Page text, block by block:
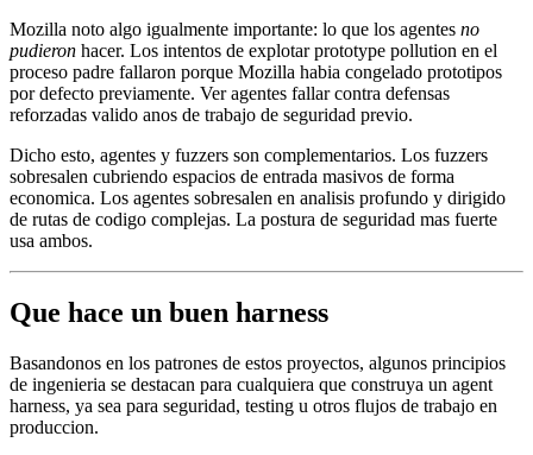
Mozilla noto algo igualmente importante: lo que los agentes no
pudieron hacer. Los intentos de explotar prototype pollution en el
proceso padre fallaron porque Mozilla habia congelado prototipos
por defecto previamente. Ver agentes fallar contra defensas
reforzadas valido anos de trabajo de seguridad previo.
Dicho esto, agentes y fuzzers son complementarios. Los fuzzers
sobresalen cubriendo espacios de entrada masivos de forma
economica. Los agentes sobresalen en analisis profundo y dirigido
de rutas de codigo complejas. La postura de seguridad mas fuerte
usa ambos.
Que hace un buen harness
Basandonos en los patrones de estos proyectos, algunos principios
de ingenieria se destacan para cualquiera que construya un agent
harness, ya sea para seguridad, testing u otros flujos de trabajo en
produccion.